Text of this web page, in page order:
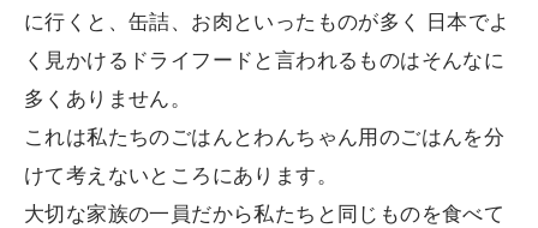
に行くと、缶詰、お肉といったものが多く 日本でよ
く見かけるドライフードと言われるものはそんなに
多くありません。
これは私たちのごはんとわんちゃん用のごはんを分
けて考えないところにあります。
大切な家族の一員だから私たちと同じものを食べて